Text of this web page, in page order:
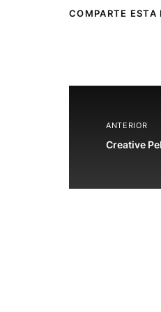
COMPARTE
ANTERIOR